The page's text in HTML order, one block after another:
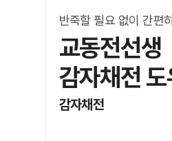
반죽할 필요 없이 간편
상
품
교동전선생
감자채전
감자채전